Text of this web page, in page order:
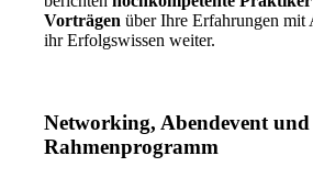
Vorträgen über Ihre Erfahrungen mit
ihr Erfolgswissen weiter.
Networking, Abendevent
Rahmenprogramm